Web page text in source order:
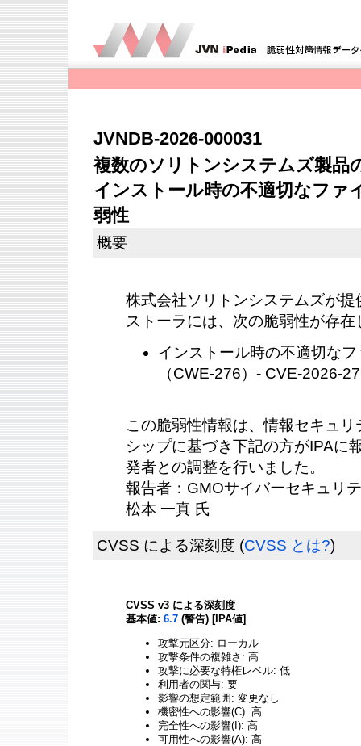
JVNDB-2026-000031
複数のソリトンシステムズ製品
インストール時の不適切なファ
弱性
概要
株式会社ソリトンシステムズが
ストーラには、次の脆弱性が存在
インストール時の不適切な
（CWE-276）- CVE-2026-
この脆弱性情報は、情報セキュ
シップに基づき下記の方がIPAに
発者との調整を行いました。
報告者：GMOサイバーセキュリ
松本 一真 氏
CVSS による深刻度 (CVSS とは?)
CVSS v3 による深刻度
基本値: 6.7 (警告) [IPA値]
攻撃元区分: ローカル
攻撃条件の複雑さ: 高
攻撃に必要な特権レベル: 低
利用者の関与: 要
影響の想定範囲: 変更なし
機密性への影響(C): 高
完全性への影響(I): 高
可用性への影響(A): 高